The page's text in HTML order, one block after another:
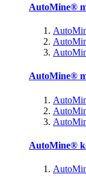
AutoMine®
AutoMine®
AutoMine®